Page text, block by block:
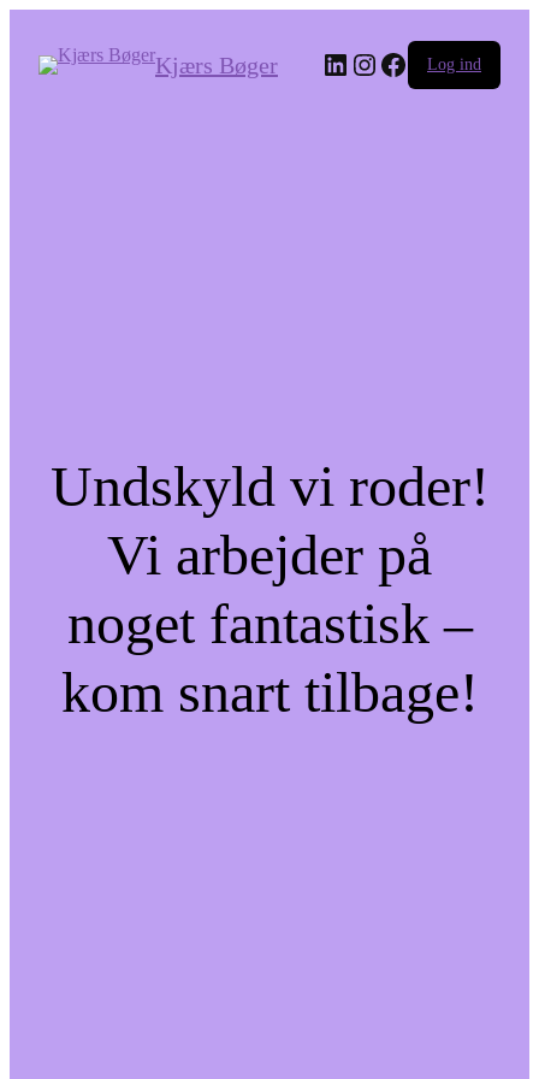
Kjærs Bøger LinkedIn
Instagram
Facebook
Log ind
Undskyld vi roder!
Vi arbejder på
noget fantastisk –
kom snart tilbage!